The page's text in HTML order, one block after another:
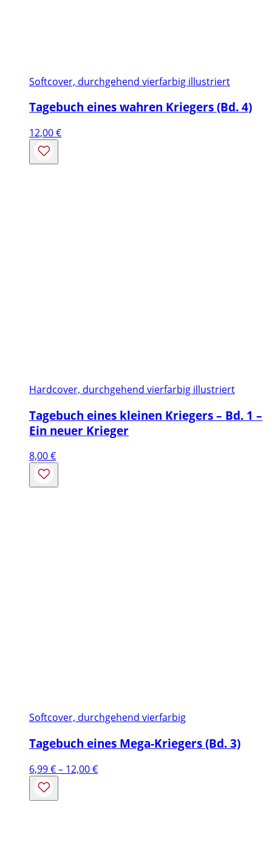
Softcover, durchgehend vierfarbig illustriert
Tagebuch eines wahren Kriegers (Bd. 4)
12,00€
Hardcover, durchgehend vierfarbig illustriert
Tagebuch eines kleinen Kriegers – Bd. 1 –
Ein neuer Krieger
8,00€
Softcover, durchgehend vierfarbig
Tagebuch eines Mega-Kriegers (Bd. 3)
6,99€– 12,00€Preisspanne: